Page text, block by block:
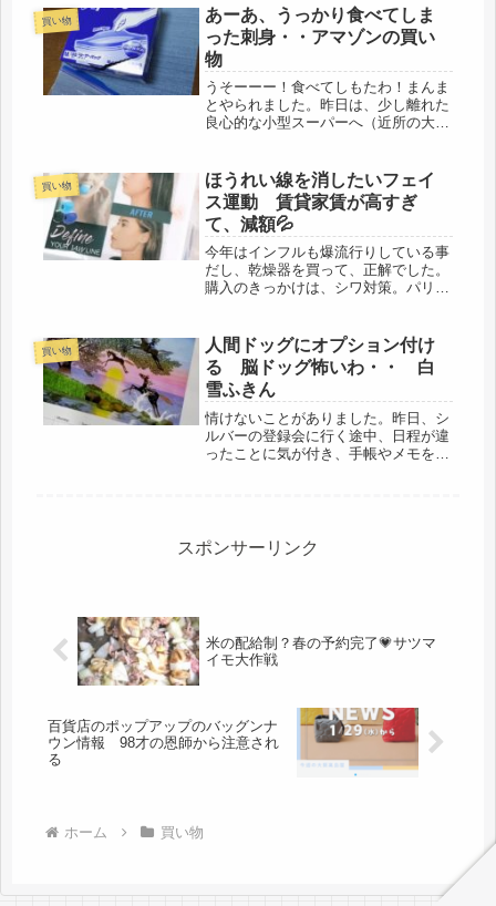
農家の方のご尽力もあり、米の出来は
問題なく、美味しいそうなのです
が、...
買い物
あーあ、うっかり食べてしま
った刺身・・アマゾンの買い
物
うそーーー！食べてしもたわ！まんま
とやられました。昨日は、少し離れた
良心的な小型スーパーへ（近所の大型
美味しそうに見えたので、鰹のタタキ
と迷った末、刺身を買って帰りまし
た。...
買い物
ほうれい線を消したいフェイ
ス運動 賃貸家賃が高すぎ
て、減額💦
今年はインフルも爆流行りしている事
だし、乾燥器を買って、正解でした。
購入のきっかけは、シワ対策。パリパ
で、・シワに効く化粧品・・・レチノ
ールも使っているし、・シワから守る
化...
買い物
人間ドッグにオプション付け
る 脳ドッグ怖いわ・・ 白
雪ふきん
情けないことがありました。昨日、シ
ルバーの登録会に行く途中、日程が違
ったことに気が付き、手帳やメモを確
る...
スポンサーリンク
米の配給制？春の予約完了💗サツマ
イモ大作戦
百貨店のポップアップのバッグンナ
ウン情報 98才の恩師から注意され
る
ホーム 買い物